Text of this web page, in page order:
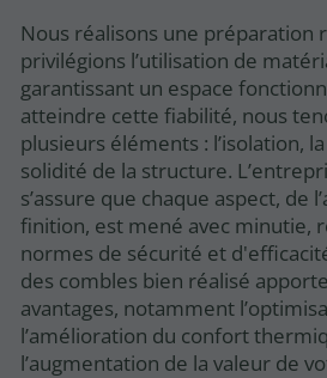
Nous réalisons une préparation
privilégions l’utilisation de
garantissant un espace
atteindre cette fiabilité, nous
plusieurs éléments : l’isolation,
solidité de la structure.
s’assure que chaque aspect, de
finition, est mené avec minutie,
normes de sécurité et
des combles bien réalisé
avantages, notamment
l’amélioration du confort
l’augmentation de la valeur de